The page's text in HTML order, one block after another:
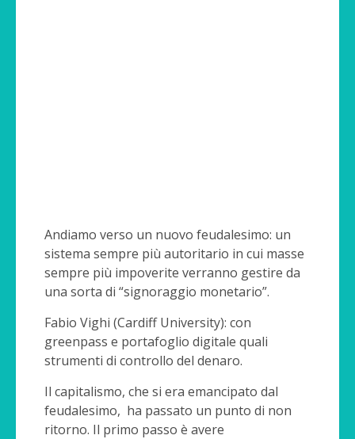
Andiamo verso un nuovo feudalesimo: un
sistema sempre più autoritario in cui masse
sempre più impoverite verranno gestire da
una sorta di “signoraggio monetario”.
Fabio Vighi (Cardiff University): con
greenpass e portafoglio digitale quali
strumenti di controllo del denaro.
Il capitalismo, che si era emancipato dal
feudalesimo, ha passato un punto di non
ritorno. Il primo passo è avere